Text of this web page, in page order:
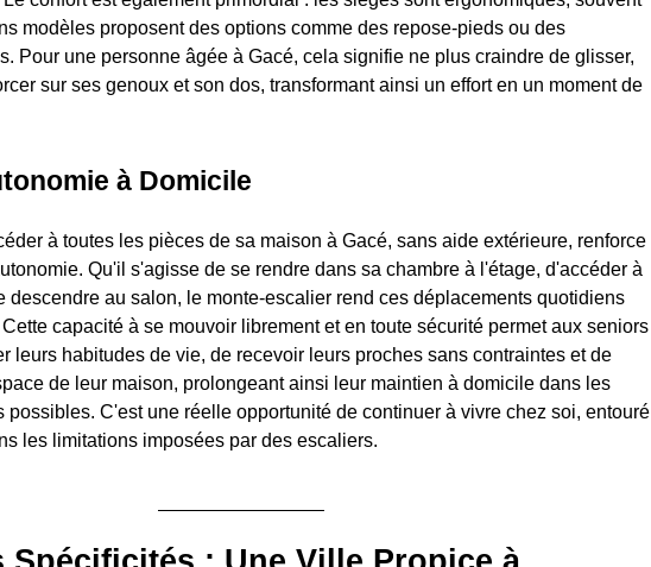
modèles proposent des options comme des repose-pieds ou des
Pour une personne âgée à Gacé, cela signifie ne plus craindre de glisser,
sur ses genoux et son dos, transformant ainsi un effort en un moment de
à Domicile
à toutes les pièces de sa maison à Gacé, sans aide extérieure, renforce
Qu'il s'agisse de se rendre dans sa chambre à l'étage, d'accéder à
descendre au salon, le monte-escalier rend ces déplacements quotidiens
capacité à se mouvoir librement et en toute sécurité permet aux seniors
leurs habitudes de vie, de recevoir leurs proches sans contraintes et de
de leur maison, prolongeant ainsi leur maintien à domicile dans les
possibles. C'est une réelle opportunité de continuer à vivre chez soi, entouré
les limitations imposées par des escaliers.